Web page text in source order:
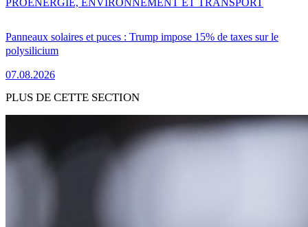
Panneaux solaires et puces : Trump impose 15% de taxes sur le
polysilicium
07.08.2026
PROENERGIE, ENVIRONNEMENT ET TRANSPORT
PLUS DE CETTE SECTION